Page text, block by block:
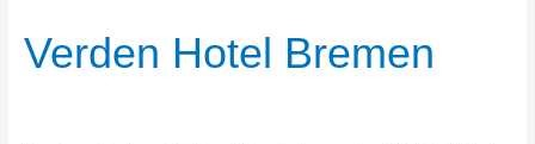
Verden Hotel Bremen